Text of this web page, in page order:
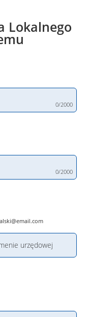
Lokalnego
0/2000
0/2000